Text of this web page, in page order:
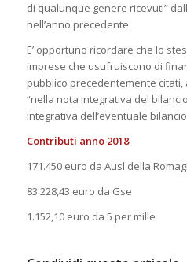
di qualunque genere ricevuti”
nell’anno precedente.
E’ opportuno ricordare che lo
imprese che usufruiscono di
pubblico precedentemente
“nella nota integrativa del
integrativa dell’eventuale
Contributi anno 2018
171.450 euro da Ausl della
83.228,43 euro da Gse
1.152,10 euro da 5 per mille